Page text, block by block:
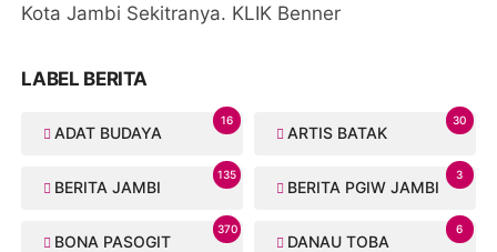
Kota Jambi Sekitranya. KLIK Benner
LABEL BERITA
ADAT BUDAYA
16
ARTIS BATAK
30
BERITA JAMBI
135
BERITA PGIW JAMBI
3
BONA PASOGIT
370
DANAU TOBA
6